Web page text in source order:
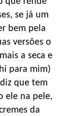
se já um
bem pela
versões o
a seca e
para mim)
que tem
ele na pele,
da